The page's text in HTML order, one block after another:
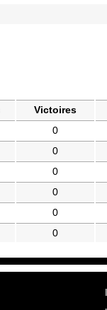
Victoires
0
0
0
0
0
0